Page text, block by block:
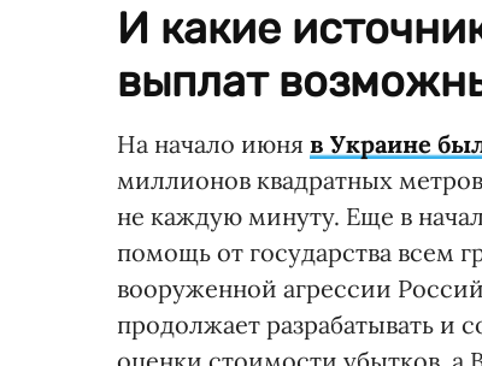
И какие
выплат
На начало июня в Украине
миллионов квадратных
не каждую минуту. Еще в
помощь от государства всем
вооруженной агрессии
продолжает разрабатывать и